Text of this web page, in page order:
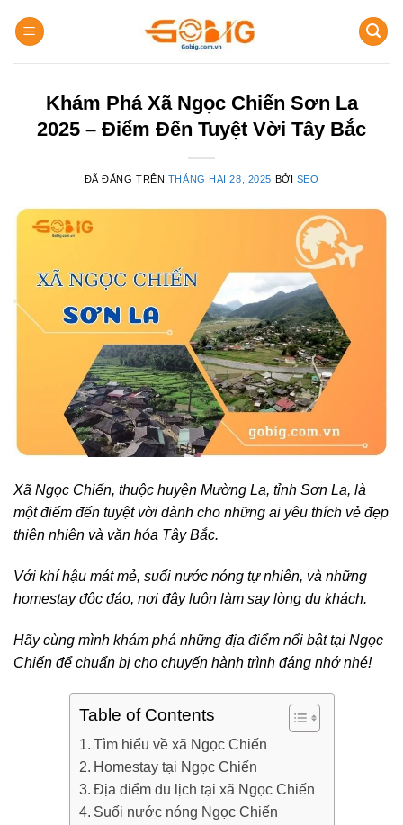
đến
Khám Phá Xã Ngọc Chiến Sơn La
2025 – Điểm Đến Tuyệt Vời Tây Bắc
ĐÃ ĐĂNG TRÊN THÁNG HAI 28, 2025 BỞI SEO
Xã Ngọc Chiến, thuộc huyện Mường La, tỉnh Sơn La, là
một điểm đến tuyệt vời dành cho những ai yêu thích vẻ đẹp
thiên nhiên và văn hóa Tây Bắc.
Với khí hậu mát mẻ, suối nước nóng tự nhiên, và những
homestay độc đáo, nơi đây luôn làm say lòng du khách.
Hãy cùng mình khám phá những địa điểm nổi bật tại Ngọc
Chiến để chuẩn bị cho chuyến hành trình đáng nhớ nhé!
Table of Contents
Tìm hiểu về xã Ngọc Chiến
Homestay tại Ngọc Chiến
Địa điểm du lịch tại xã Ngọc Chiến
Suối nước nóng Ngọc Chiến